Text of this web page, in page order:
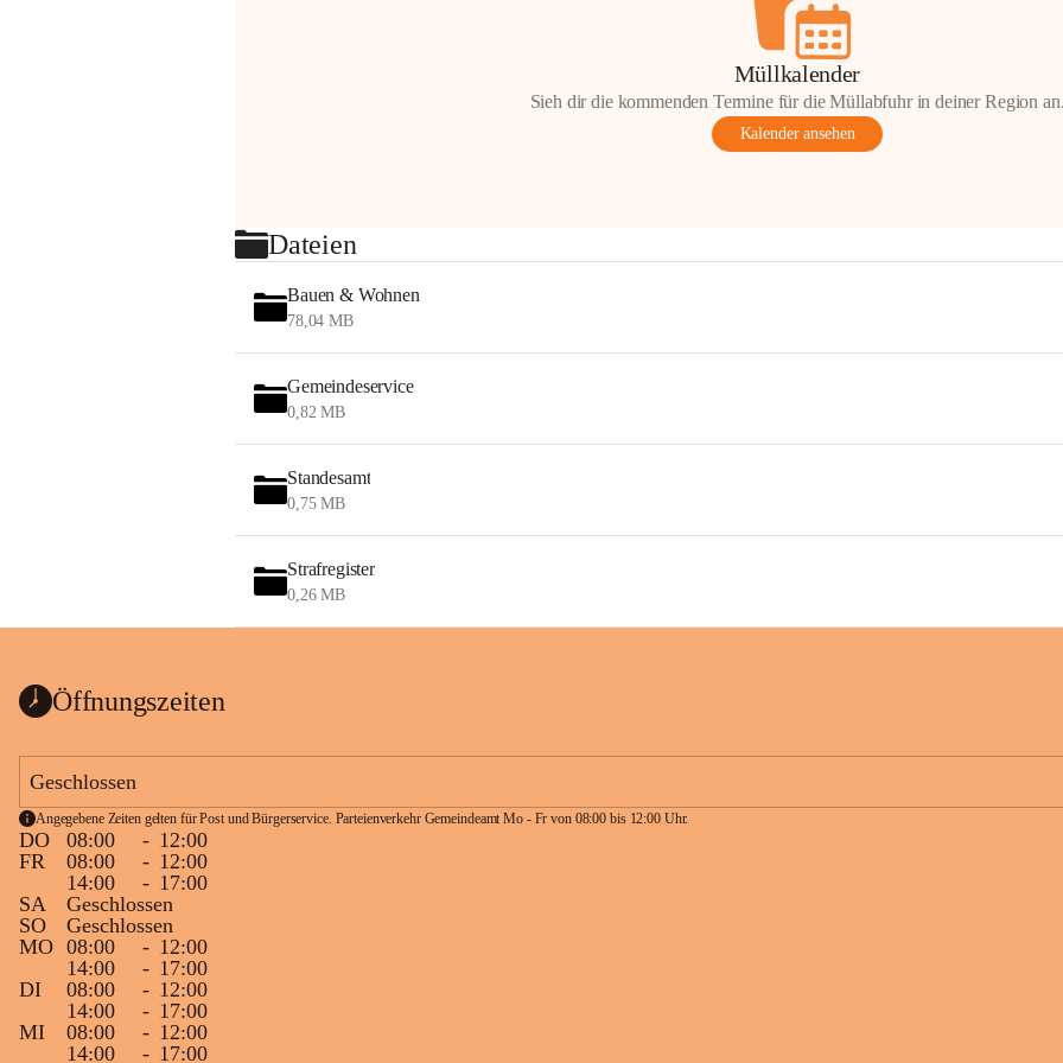
Müllkalender
Sieh dir die kommenden Termine für die Müllabfuhr in deiner Region
Kalender ansehen
Dateien
Bauen & Wohnen
78,04 MB
Gemeindeservice
0,82 MB
Standesamt
0,75 MB
Strafregister
0,26 MB
Öffnungszeiten
Geschlossen
Angegebene Zeiten gelten für Post und Bürgerservice. Parteienverkehr Gemeindeamt Mo - Fr von 08:00 bis 12:00 Uhr.
DO 08:00 - 12:00
FR
08:00 - 12:00
14:00
- 17:00
SA
Geschlossen
SO
Geschlossen
MO 08:00 - 12:00
14:00
- 17:00
DI
08:00 - 12:00
14:00
- 17:00
MI
08:00 - 12:00
14:00
- 17:00